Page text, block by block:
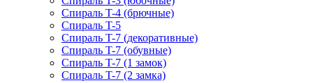
Спираль T-4 (брючные)
Спираль T-5
Спираль T-7 (декоративные)
Спираль T-7 (обувные)
Спираль T-7 (1 замок)
Спираль T-7 (2 замка)